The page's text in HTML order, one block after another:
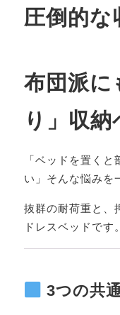
圧倒的な
布団派に
り」収納
「ベッドを置く
い」そんな悩みを
抜群の耐荷重と、
ドレスベッドです。
3つの共